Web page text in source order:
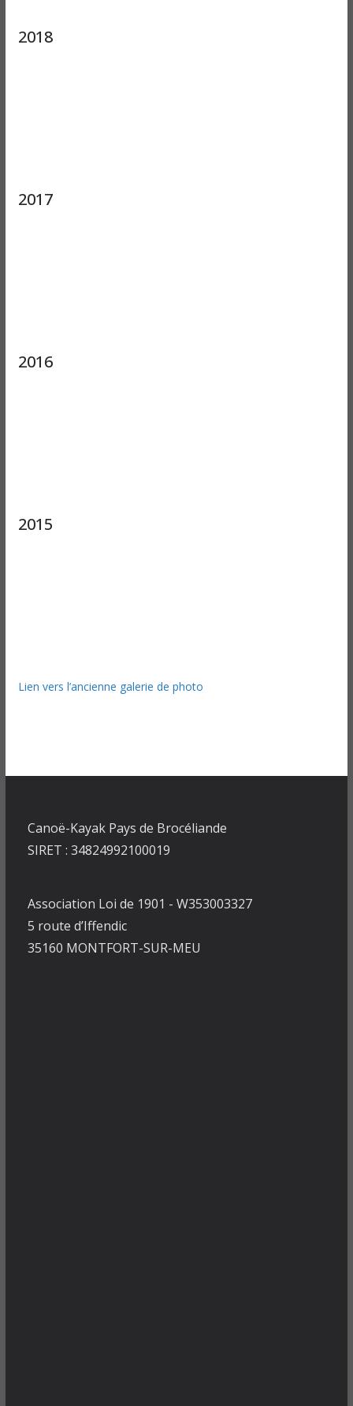
2018
2017
2016
2015
Lien vers l’ancienne galerie de photo
Canoë-Kayak Pays de Brocéliande
SIRET : 34824992100019
Association Loi de 1901 - W353003327
5 route d’Iffendic
35160 MONTFORT-SUR-MEU